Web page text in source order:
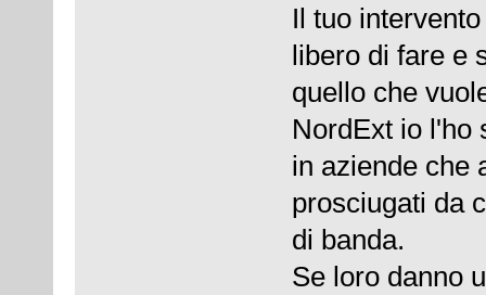
Il tuo
libero di fare e
quello che
NordExt io l'ho
in aziende che
prosciugati da
di banda.
Se loro danno